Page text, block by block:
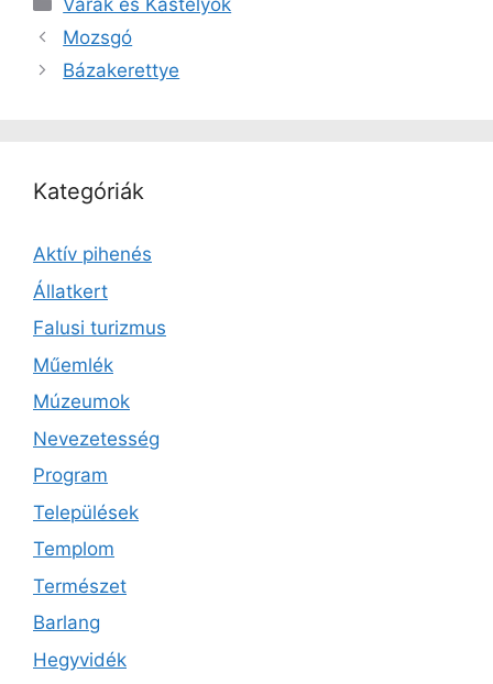
Várak és Kastélyok
Mozsgó
Bázakerettye
Kategóriák
Aktív pihenés
Állatkert
Falusi turizmus
Műemlék
Múzeumok
Nevezetesség
Program
Települések
Templom
Természet
Barlang
Hegyvidék